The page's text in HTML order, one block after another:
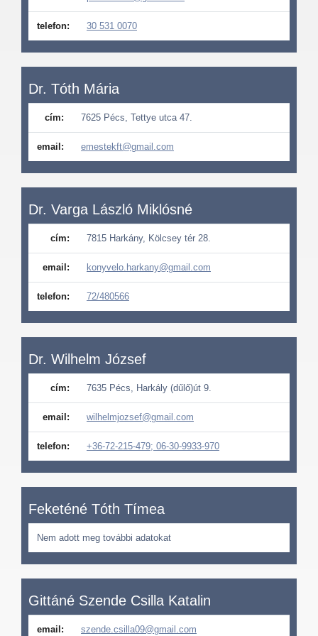
telefon: 30 531 0070
Dr. Tóth Mária
cím: 7625 Pécs, Tettye utca 47.
email: emestekft@gmail.com
Dr. Varga László Miklósné
cím: 7815 Harkány, Kölcsey tér 28.
email: konyvelo.harkany@gmail.com
telefon: 72/480566
Dr. Wilhelm József
cím: 7635 Pécs, Harkály (dűlő)út 9.
email: wilhelmjozsef@gmail.com
telefon: +36-72-215-479; 06-30-9933-970
Feketéné Tóth Tímea
Nem adott meg további adatokat
Gittáné Szende Csilla Katalin
email: szende.csilla09@gmail.com